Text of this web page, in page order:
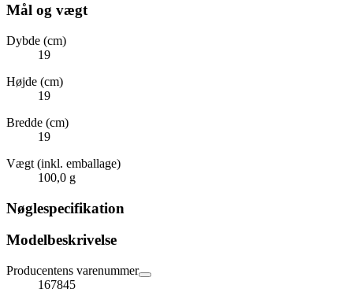
Mål og vægt
Dybde (cm)
19
Højde (cm)
19
Bredde (cm)
19
Vægt (inkl. emballage)
100,0 g
Nøglespecifikation
Modelbeskrivelse
Producentens varenummer
167845